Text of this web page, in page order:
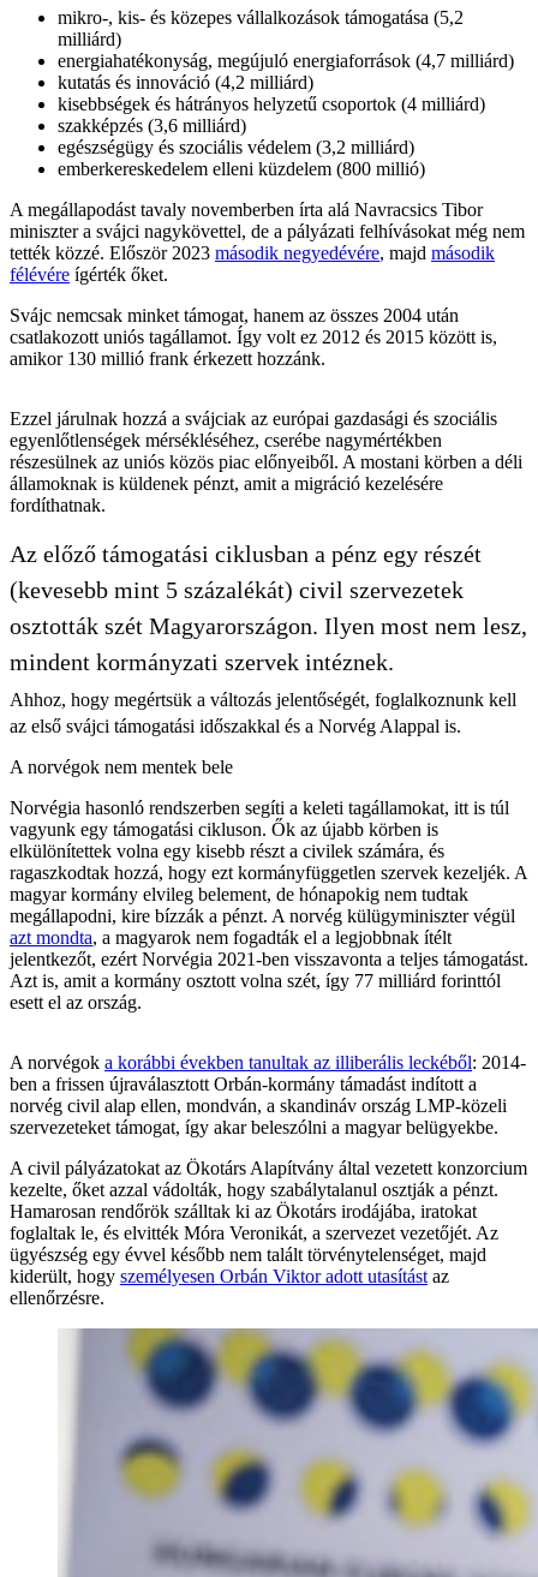
mikro-, kis- és közepes vállalkozások támogatása (5,2
milliárd)
energiahatékonyság, megújuló energiaforrások (4,7 milliárd)
kutatás és innováció (4,2 milliárd)
kisebbségek és hátrányos helyzetű csoportok (4 milliárd)
szakképzés (3,6 milliárd)
egészségügy és szociális védelem (3,2 milliárd)
emberkereskedelem elleni küzdelem (800 millió)
A megállapodást tavaly novemberben írta alá Navracsics Tibor
miniszter a svájci nagykövettel, de a pályázati felhívásokat még nem
tették közzé. Először 2023 második negyedévére, majd második
félévére ígérték őket.
Svájc nemcsak minket támogat, hanem az összes 2004 után
csatlakozott uniós tagállamot. Így volt ez 2012 és 2015 között is,
amikor 130 millió frank érkezett hozzánk.
Ezzel járulnak hozzá a svájciak az európai gazdasági és szociális
egyenlőtlenségek mérsékléséhez, cserébe nagymértékben
részesülnek az uniós közös piac előnyeiből. A mostani körben a déli
államoknak is küldenek pénzt, amit a migráció kezelésére
fordíthatnak.
Az előző támogatási ciklusban a pénz egy részét
(kevesebb mint 5 százalékát) civil szervezetek
osztották szét Magyarországon. Ilyen most nem lesz,
mindent kormányzati szervek intéznek.
Ahhoz, hogy megértsük a változás jelentőségét, foglalkoznunk kell
az első svájci támogatási időszakkal és a Norvég Alappal is.
A norvégok nem mentek bele
Norvégia hasonló rendszerben segíti a keleti tagállamokat, itt is túl
vagyunk egy támogatási cikluson. Ők az újabb körben is
elkülönítettek volna egy kisebb részt a civilek számára, és
ragaszkodtak hozzá, hogy ezt kormányfüggetlen szervek kezeljék. A
magyar kormány elvileg belement, de hónapokig nem tudtak
megállapodni, kire bízzák a pénzt. A norvég külügyminiszter végül
azt mondta, a magyarok nem fogadták el a legjobbnak ítélt
jelentkezőt, ezért Norvégia 2021-ben visszavonta a teljes támogatást.
Azt is, amit a kormány osztott volna szét, így 77 milliárd forinttól
esett el az ország.
A norvégok a korábbi években tanultak az illiberális leckéből: 2014-
ben a frissen újraválasztott Orbán-kormány támadást indított a
norvég civil alap ellen, mondván, a skandináv ország LMP-közeli
szervezeteket támogat, így akar beleszólni a magyar belügyekbe.
A civil pályázatokat az Ökotárs Alapítvány által vezetett konzorcium
kezelte, őket azzal vádolták, hogy szabálytalanul osztják a pénzt.
Hamarosan rendőrök szálltak ki az Ökotárs irodájába, iratokat
foglaltak le, és elvitték Móra Veronikát, a szervezet vezetőjét. Az
ügyészség egy évvel később nem talált törvénytelenséget, majd
kiderült, hogy személyesen Orbán Viktor adott utasítást az
ellenőrzésre.